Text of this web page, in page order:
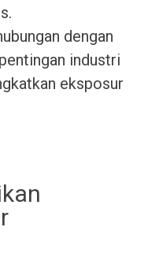
dengan
industri
eksposur